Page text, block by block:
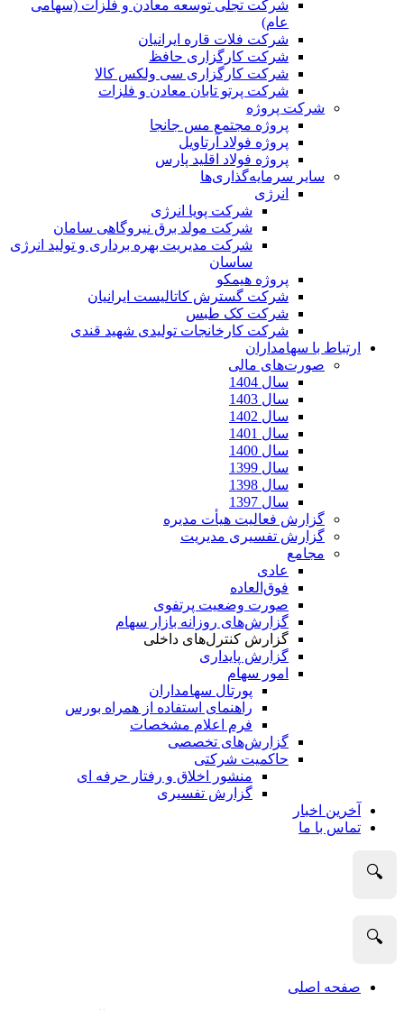
شرکت تجلی توسعه معادن و فلزات (سهامی
عام)
شرکت فلات قاره ایرانیان
شرکت کارگزاری حافظ
شرکت کارگزاری سی ولکس کالا
شرکت پرتو تابان معادن و فلزات
شرکت پروژه
پروژه مجتمع مس جانجا
پروژه فولاد آرتاویل
پروژه فولاد اقلید پارس
سایر سرمایه‌گذاری‌ها
انرژی
شرکت پویا انرژی
شرکت مولد برق نیروگاهی سامان
شرکت مدیریت بهره برداری و تولید انرژی
ساسان
پروژه هیمکو
شرکت گسترش کاتالیست ایرانیان
شرکت کک طبس
شرکت کارخانجات تولیدی شهید قندی
ارتباط با سهامداران
صورت‌های مالی
سال 1404
سال 1403
سال 1402
سال 1401
سال 1400
سال 1399
سال 1398
سال 1397
گزارش فعالیت هیأت مدیره
گزارش تفسیری مدیریت
مجامع
عادی
فوق‌العاده
صورت وضعیت پرتفوی
گزارش‌های روزانه بازار سهام
گزارش کنترل‌های داخلی
گزارش پایداری
امور سهام
پورتال سهامداران
راهنمای استفاده از همراه بورس
فرم اعلام مشخصات
گزارش‌های تخصصی
حاکمیت شرکتی
منشور اخلاق و رفتار حرفه­ ای
گزارش تفسیری
آخرین اخبار
تماس با ما
🔍
🔍
صفحه اصلی